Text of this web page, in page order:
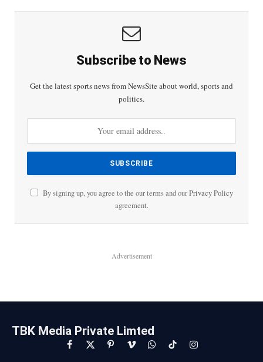
Subscribe to News
Get the latest sports news from NewsSite about world, sports and
politics.
By signing up, you agree to the our terms and ourPrivacy Policy
agreement.
Advertisement
TBK Media Private Limted
Facebook
X
PinterestVimeoWhatsAppTikTokInstagram